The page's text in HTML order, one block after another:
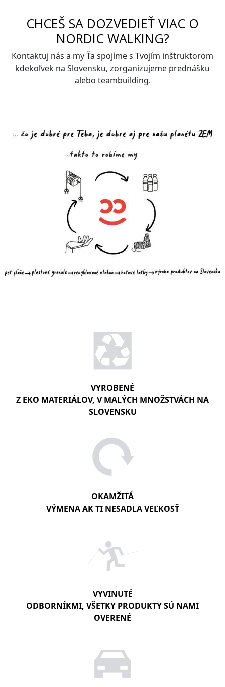
CHCEŠ SA DOZVEDIEŤ VIAC O
NORDIC WALKING?
Kontaktuj nás a my Ťa spojíme s Tvojím inštruktorom
kdekoľvek na Slovensku, zorganizujeme prednášku
alebo teambuilding.
VYROBENÉ
Z EKO MATERIÁLOV, V MALÝCH MNOŽSTVÁCH NA
SLOVENSKU
OKAMŽITÁ
VÝMENA AK TI NESADLA VEĽKOSŤ
VYVINUTÉ
ODBORNÍKMI, VŠETKY PRODUKTY SÚ NAMI
OVERENÉ